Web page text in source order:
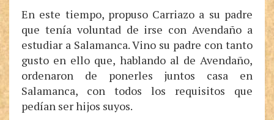
En este tiempo, propuso Carriazo a su padre
que tenía voluntad de irse con Avendaño a
estudiar a Salamanca. Vino su padre con tanto
gusto en ello que, hablando al de Avendaño,
ordenaron de ponerles juntos casa en
Salamanca, con todos los requisitos que
pedían ser hijos suyos.